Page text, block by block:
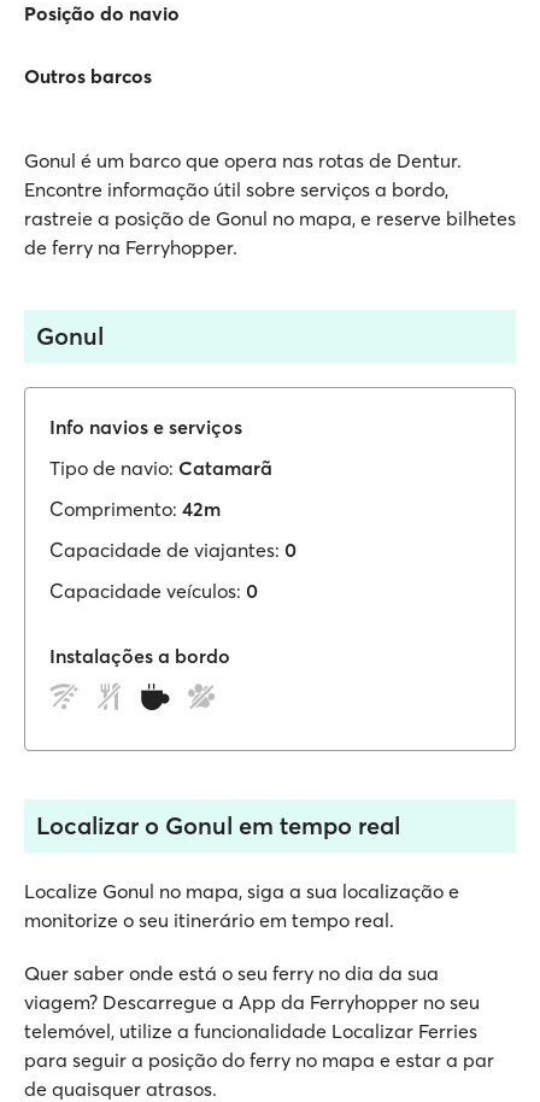
Posição do navio
Outros barcos
Gonul é um barco que opera nas rotas de Dentur.
Encontre informação útil sobre serviços a bordo,
rastreie a posição de Gonul no mapa, e reserve bilhetes
de ferry na Ferryhopper.
Gonul
Info navios e serviços
Tipo de navio: Catamarã
Comprimento: 42m
Capacidade de viajantes: 0
Capacidade veículos: 0
Instalações a bordo
Localizar o Gonul em tempo real
Localize Gonul no mapa, siga a sua localização e
monitorize o seu itinerário em tempo real.
Quer saber onde está o seu ferry no dia da sua
viagem? Descarregue a App da Ferryhopper no seu
telemóvel, utilize a funcionalidade Localizar Ferries
para seguir a posição do ferry no mapa e estar a par
de quaisquer atrasos.